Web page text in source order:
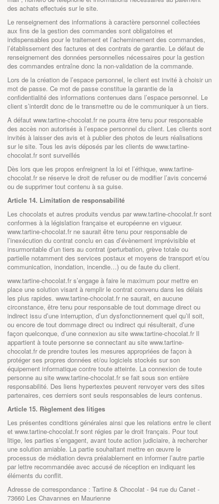
des achats effectués sur le site.
Le renseignement des informations à caractère personnel collectées
aux fins de la gestion des commandes sont obligatoires et
indispensables pour le traitement et l’acheminement des commandes,
l’établissement des factures et des contrats de garantie. Le défaut de
renseignement des données personnelles nécessaires pour la gestion
des commandes entraîne donc la non-validation de la commande.
Lors de la création de l’espace personnel, le client est invité à choisir un
mot de passe. Ce mot de passe constitue la garantie de la
confidentialité des informations contenues dans l’espace personnel. Le
client s’interdit donc de le transmettre ou de le communiquer à un tiers.
A défaut www.tartine-chocolat.fr ne pourra être tenu pour responsable
des accès non autorisés à l’espace personnel du client. Les clients sont
invités à laisser des avis et à publier des photos de leurs réalisations
sur le site. Tous les avis déposés par les clients de www.tartine-
chocolat.fr sont surveillés
Dès lors que les propos enfreignent la loi et l’éthique, www.tartine-
chocolat.fr se réserve le droit de refuser ou de modifier l’avis concerné
ou de supprimer tout contenu à sa guise.
Article 14. Limitation de responsabilité
Les chocolats et autres produits vendus par www.tartine-chocolat.fr sont
conformes à la législation française et européenne en vigueur.
www.tartine-chocolat.fr ne saurait être tenu pour responsable de
l’inexécution du contrat conclu en cas d’évènement imprévisible et
insurmontable d’un tiers au contrat (perturbation, grève totale ou
partielle notamment des services postaux et moyens de transport et/ou
communication, inondation, incendie…) ou de faute du client.
www.tartine-chocolat.fr s’engage à faire le maximum pour mettre en
place une solution visant à remplir le contrat convenu dans les délais
les plus rapides. www.tartine-chocolat.fr ne saurait, en aucune
circonstance, être tenu pour responsable de tout dommage direct ou
indirect issu d’une interruption, d’un dysfonctionnement quel qu’il soit,
ou encore de tout dommage direct ou indirect qui résulterait, d’une
façon quelconque, d’une connexion au site www.tartine-chocolat.fr Il
appartient à toute personne se connectant au site www.tartine-
chocolat.fr de prendre toutes les mesures appropriées de façon à
protéger ses propres données et/ou logiciels stockés sur son
équipement informatique contre toute atteinte. La connexion de toute
personne au site www.tartine-chocolat.fr se fait sous son entière
responsabilité. Des liens hypertextes peuvent renvoyer vers des sites
partenaires, ces derniers sont seuls responsables de leurs contenus.
Article 15. Règlement des litiges
Les présentes conditions générales ainsi que les relations entre le client
et www.tartine-chocolat.fr sont régies par le droit français. Pour tout
litige, les parties s’engagent, avant toute action judiciaire, à rechercher
une solution amiable. La partie souhaitant mettre en œuvre le
processus de médiation devra préalablement en informer l’autre partie
par lettre recommandée avec accusé de réception en indiquant les
éléments du conflit.
Adresse de correspondance : Tartine & Chocolat - 94 rue du Canet -
73660 Les Chavannes en Maurienne